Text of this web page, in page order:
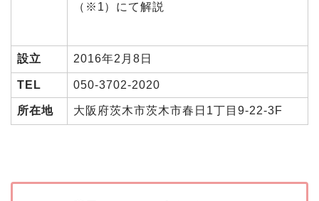
（※1）にて解説
設立 2016年2月8日
TEL 050-3702-2020
所在地 大阪府茨木市茨木市春日1丁目9-22-3F